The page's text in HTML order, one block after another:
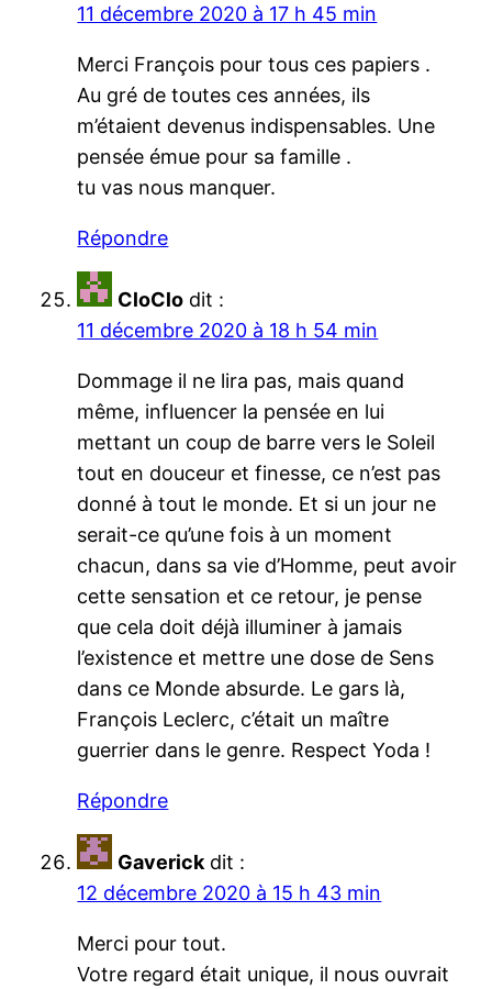
11 décembre 2020 à 17 h 45 min
Merci François pour tous ces papiers .
Au gré de toutes ces années, ils
m’étaient devenus indispensables. Une
pensée émue pour sa famille .
tu vas nous manquer.
Répondre
CloClo dit :
11 décembre 2020 à 18 h 54 min
Dommage il ne lira pas, mais quand
même, influencer la pensée en lui
mettant un coup de barre vers le Soleil
tout en douceur et finesse, ce n’est pas
donné à tout le monde. Et si un jour ne
serait-ce qu’une fois à un moment
chacun, dans sa vie d’Homme, peut avoir
cette sensation et ce retour, je pense
que cela doit déjà illuminer à jamais
l’existence et mettre une dose de Sens
dans ce Monde absurde. Le gars là,
François Leclerc, c’était un maître
guerrier dans le genre. Respect Yoda !
Répondre
Gaverick dit :
12 décembre 2020 à 15 h 43 min
Merci pour tout.
Votre regard était unique, il nous ouvrait